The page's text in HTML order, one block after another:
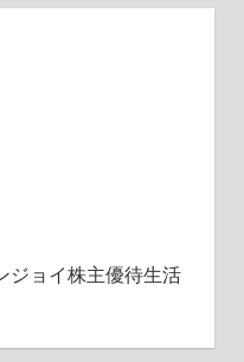
ジョイ株主優待生活